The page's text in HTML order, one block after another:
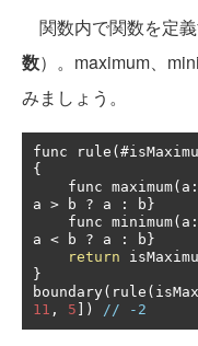
関数内で関数を定
数）。maximum、
みましょう。
func rule (#
{
    func maximum
( a :
a > b ? a : b }
    func minimum
( a :
a < b ? a : b }
return
}
boundary( rule (
11 , 5 ]) // -2